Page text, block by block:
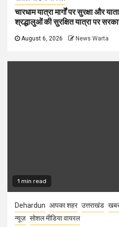
चारधाम यात्रा मार्गों पर सुरक्षा और
श्रद्धालुओं की सुरक्षित यात्रा पर
August 6, 2026 News Warta
1 min read
Dehardun आपका शहर उत्तराखंड
न्यूज़ सोशल मीडिया वायरल